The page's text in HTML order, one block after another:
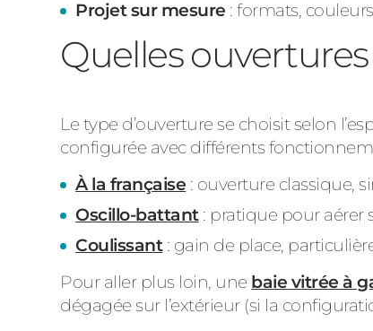
Projet sur mesure : formats,
Quelles
Le type d’ouverture se choisit selon
configurée avec différents
À la française : ouverture classique,
Oscillo-battant: pratique pour aérer
Coulissant: gain de place,
Pour aller plus loin, une baie vitrée à
dégagée sur l’extérieur (si la